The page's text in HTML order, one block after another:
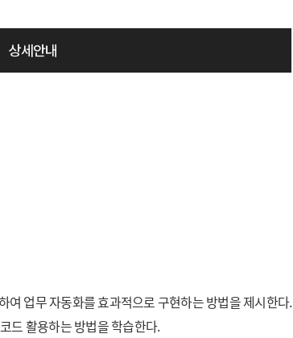
상세안내
업무 자동화를 효과적으로 구현하는 방법을 제시한다.
드 활용하는 방법을 학습한다.